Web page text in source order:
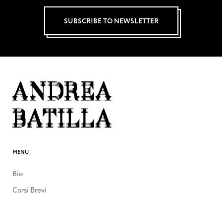
SUBSCRIBE TO NEWSLETTER
MENU
Bio
Corsi Brevi